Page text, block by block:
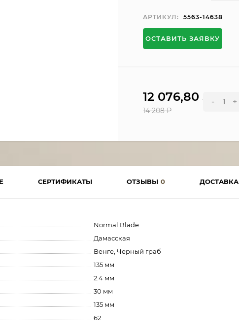
АРТИКУЛ: 5563-14638
ОСТАВИТЬ ЗАЯВКУ
12 076,80₽
14 208₽
- +
СЕРТИФИКАТЫ ОТЗЫВЫ 0 ДОСТАВКА
Normal Blade
Дамасская
Венге, Черный граб
135 мм
2.4 мм
30 мм
135 мм
62